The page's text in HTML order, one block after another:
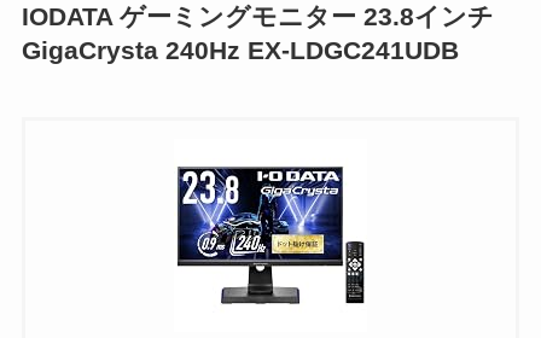
IODATA ゲーミングモニター 23.8インチ
GigaCrysta 240Hz EX-LDGC241UDB